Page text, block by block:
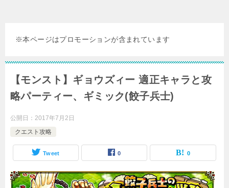
※本ページはプロモーションが含まれています
【モンスト】ギョウズィー 適正キャラと攻
略パーティー、ギミック(餃子兵士)
公開日： 2017年7月2日
クエスト攻略
Tweet 0 0